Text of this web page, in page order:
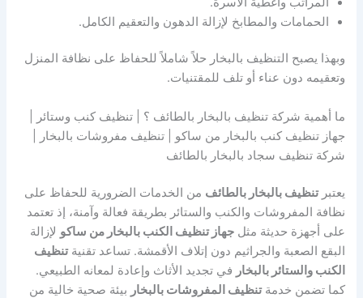
الحمامات والمطابخ لإزالة الدهون والتعقيم الكامل.
وبهذا يصبح التنظيف بالبخار حلاً شاملاً للحفاظ على نظافة المنزل
وتعقيمه دون عناء أو تلف للمقتنيات.
ما أهمية شركة تنظيف بالبخار بالطائف ؟ | تنظيف كنب وستائر |
جهاز تنظيف كنب بالبخار من ساكو | تنظيف مفروشات بالبخار |
شركة تنظيف سجاد بالبخار بالطائف
يعتبرتنظيف بالبخار بالطائف من الخدمات الضرورية للحفاظ على
نظافة المفروشات والكنب والستائر بطريقة فعالة وآمنة، إذ تعتمد
على أجهزة حديثة مثلجهاز تنظيف الكنب بالبخار من ساكو لإزالة
البقع الصعبة والجراثيم دون إتلاف الأقمشة. تساعد تقنيةتنظيف
الكنب والستائر بالبخار في تجديد الأثاث وإعادة لمعانه الطبيعي.
كما تضمن خدمةتنظيف المفروشات بالبخار بيئة صحية خالية من